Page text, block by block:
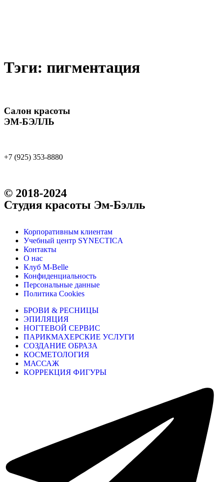
Тэги: пигментация
Салон красоты
ЭМ-БЭЛЛЬ
+7 (925) 353-8880
© 2018-2024
Студия красоты Эм-Бэлль
Корпоративным клиентам
Учебный центр SYNECTICA
Контакты
О нас
Клуб M-Belle
Конфиденциальность
Персональные данные
Политика Cookies
БРОВИ & РЕСНИЦЫ
ЭПИЛЯЦИЯ
НОГТЕВОЙ СЕРВИС
ПАРИКМАХЕРСКИЕ УСЛУГИ
СОЗДАНИЕ ОБРАЗА
КОСМЕТОЛОГИЯ
МАССАЖ
КОРРЕКЦИЯ ФИГУРЫ